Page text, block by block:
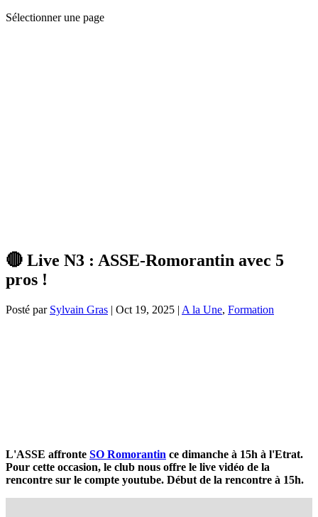
Sélectionner une page
🔴 Live N3 : ASSE-Romorantin avec 5
pros !
Posté par Sylvain Gras | Oct 19, 2025 | A la Une, Formation
L'ASSE affronte SO Romorantin ce dimanche à 15h à l'Etrat.
Pour cette occasion, le club nous offre le live vidéo de la
rencontre sur le compte youtube. Début de la rencontre à 15h.